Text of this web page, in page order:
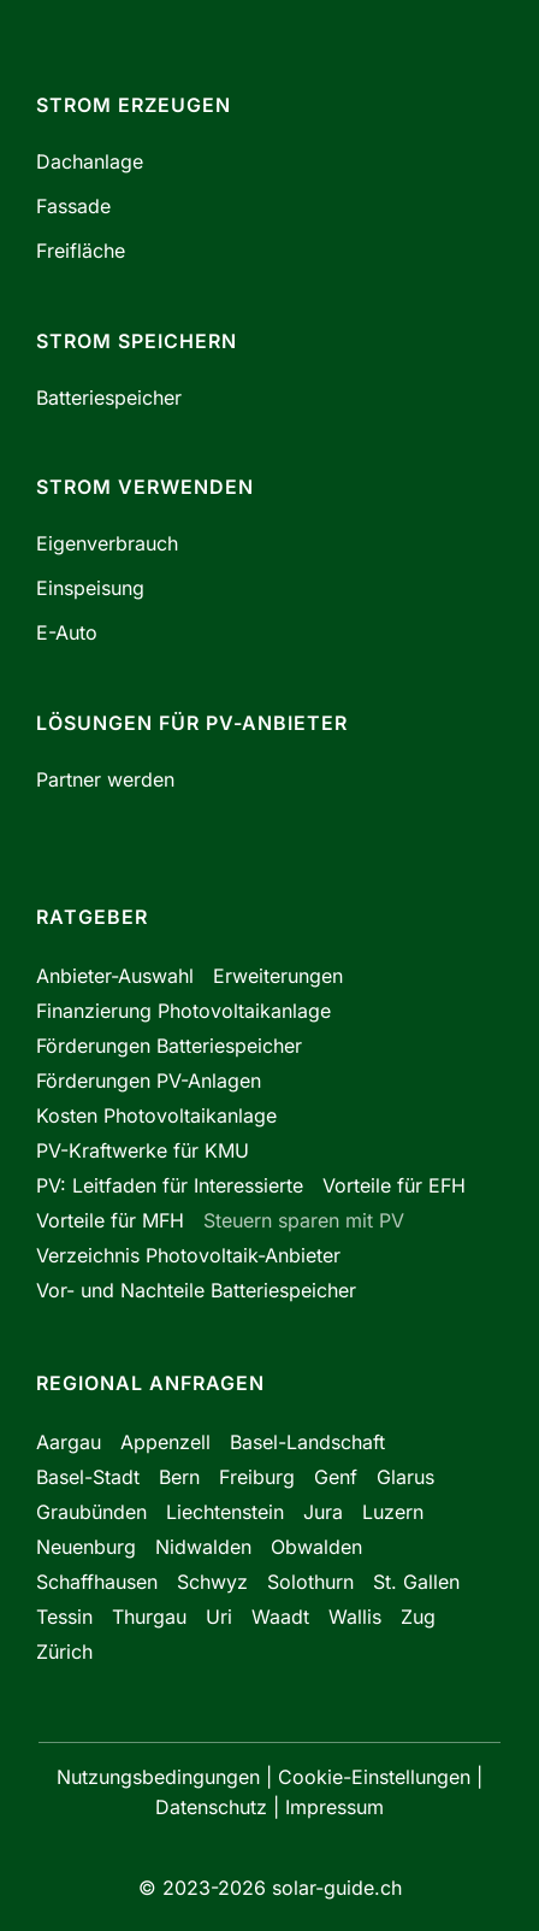
STROM ERZEUGEN
Dachanlage
Fassade
Freifläche
STROM SPEICHERN
Batteriespeicher
STROM VERWENDEN
Eigenverbrauch
Einspeisung
E-Auto
LÖSUNGEN FÜR PV-ANBIETER
Partner werden
RATGEBER
Anbieter-Auswahl
Erweiterungen
Finanzierung Photovoltaikanlage
Förderungen Batteriespeicher
Förderungen PV-Anlagen
Kosten Photovoltaikanlage
PV-Kraftwerke für KMU
PV: Leitfaden für Interessierte
Vorteile für EFH
Vorteile für MFH
Steuern sparen mit PV
Verzeichnis Photovoltaik-Anbieter
Vor- und Nachteile Batteriespeicher
REGIONAL ANFRAGEN
Aargau Appenzell
Basel-Landschaft
Basel-Stadt
Bern Freiburg Genf
Glarus
Graubünden
Liechtenstein Jura
Luzern
Neuenburg
Nidwalden
Obwalden
Schaffhausen
Schwyz Solothurn
St. Gallen
Tessin
Thurgau Uri Waadt Wallis
Zug
Zürich
© 2023-2026 solar-guide.ch
Nutzungsbedingungen Cookie-Einstellungen
Datenschutz
Impressum